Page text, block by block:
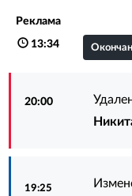
Реклама
13:34
20:00
19:25